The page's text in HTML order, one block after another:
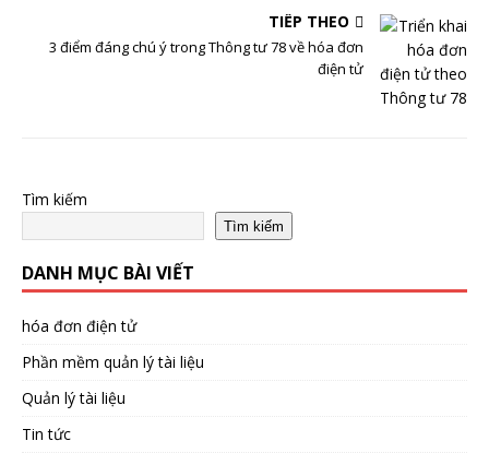
TIẾP THEO
3 điểm đáng chú ý trong Thông tư 78 về hóa đơn
điện tử
Tìm kiếm
Tìm kiếm
DANH MỤC BÀI VIẾT
hóa đơn điện tử
Phần mềm quản lý tài liệu
Quản lý tài liệu
Tin tức